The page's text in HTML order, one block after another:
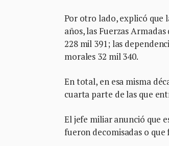
Por otro lado, explicó que
años, las Fuerzas
228 mil 391; las
morales 32 mil 340.
En total, en esa misma
cuarta parte de las que
El jefe miliar anunció que
fueron decomisadas o